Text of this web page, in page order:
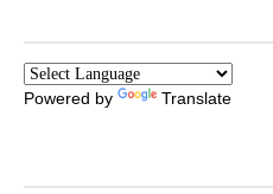
Powered by Translate